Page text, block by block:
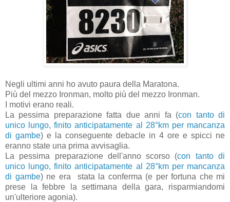
Negli ultimi anni ho avuto paura della Maratona.
Più del mezzo Ironman, molto più del mezzo Ironman.
I motivi erano reali.
La pessima preparazione fatta due anni fa (con tanto di
unico lungo, finito anticipatamente al 28°km per mancanza
di gambe) e la conseguente debacle in 4 ore e spicci ne
eranno state una prima avvisaglia.
La pessima preparazione dell'anno scorso (con tanto di
unico lungo, finito anticipatamente al 28°km per mancanza
di gambe) ne era stata la conferma (e per fortuna che mi
prese la febbre la settimana della gara, risparmiandomi
un'ulteriore agonia).